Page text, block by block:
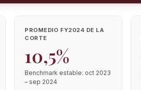
PROMEDIO FY2024 DE LA
CORTE
10,5%
Benchmark estable: oct 2023
– sep 2024